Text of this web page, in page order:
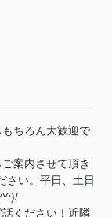
ちろん大歓迎で
案内させて頂き
さい。平日、土日
ください！近隣